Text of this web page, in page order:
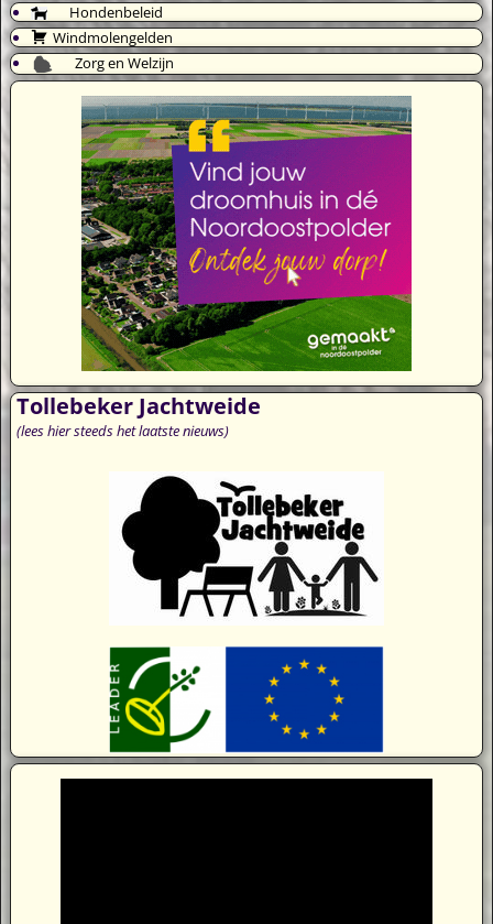
Hondenbeleid
Windmolengelden
Zorg en Welzijn
Tollebeker Jachtweide
(lees hier steeds het laatste nieuws)